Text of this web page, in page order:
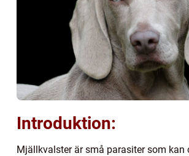
Introduktion:
Mjällkvalster är små parasiter som kan